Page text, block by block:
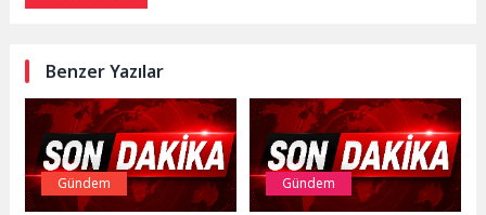
Benzer Yazılar
Gündem Gündem